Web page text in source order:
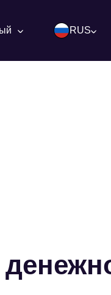
RUS